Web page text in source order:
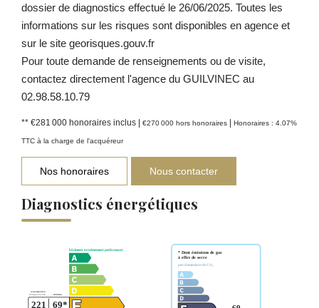
dossier de diagnostics effectué le 26/06/2025. Toutes les
informations sur les risques sont disponibles en agence et
sur le site georisques.gouv.fr
Pour toute demande de renseignements ou de visite,
contactez directement l'agence du GUILVINEC au
02.98.58.10.79
** €281 000 honoraires inclus | €270 000 hors honoraires | Honoraires : 4.07%
TTC à la charge de l'acquéreur
Nos honoraires Nous contacter
Diagnostics énergétiques